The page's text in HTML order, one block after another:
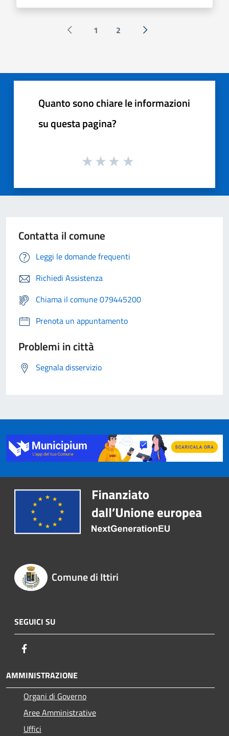
Pagina precedente
1 2 Successiva »
Quanto sono chiare le informazioni
su questa pagina?
Contatta il comune
Leggi le domande frequenti
Richiedi Assistenza
Chiama il comune 079445200
Prenota un appuntamento
Problemi in città
Segnala disservizio
Comune di Ittiri
SEGUICI SU
AMMINISTRAZIONE
Organi di Governo
Aree Amministrative
Uffici